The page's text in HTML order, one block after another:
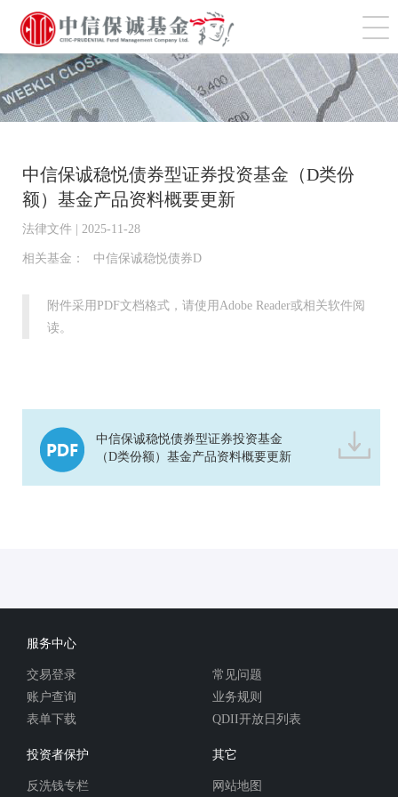
切
中信保诚稳悦债券型证券投资基金（D类份
额）基金产品资料概要更新
法律文件 | 2025-11-28
相关基金： 中信保诚稳悦债券D
附件采用PDF文档格式，请使用Adobe Reader或相关软件阅
读。
中信保诚稳悦债券型证券投资基金
（D类份额）基金产品资料概要更新
服务中心
交易登录
账户查询
表单下载
常见问题
业务规则
QDII开放日列表
投资者保护
反洗钱专栏
其它
网站地图